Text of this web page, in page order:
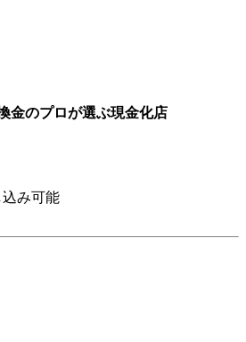
金のプロが選ぶ現金化店
込み可能